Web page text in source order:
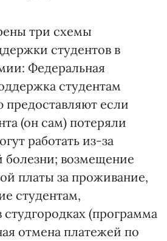
три схемы
студентов в
Федеральная
студентам
предоставляют если
(он сам) потеряли
работать из-за
болезни; возмещение
платы за проживание,
студентам,
(программа
отмена платежей по